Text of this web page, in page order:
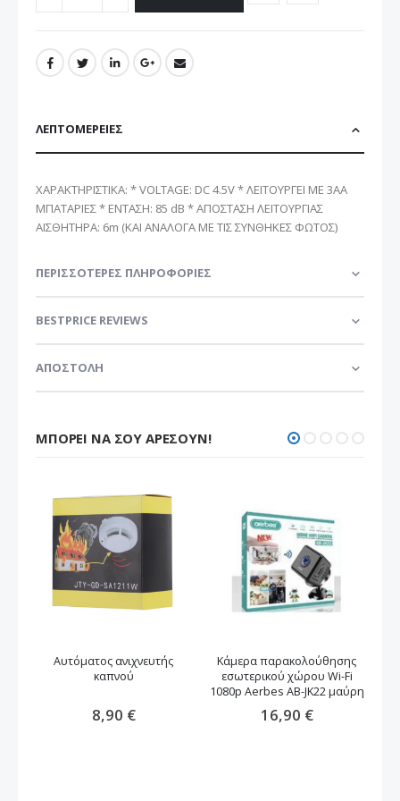
ΛΕΠΤΟΜΈΡΕΙΕΣ
ΧΑΡΑΚΤΗΡΙΣΤΙΚΑ: * VOLTAGE: DC 4.5V * ΛΕΙΤΟΥΡΓΕΙ ΜΕ 3ΑΑ
ΜΠΑΤΑΡΙΕΣ * ΕΝΤΑΣΗ: 85 dB * ΑΠΟΣΤΑΣΗ ΛΕΙΤΟΥΡΓΙΑΣ
ΑΙΣΘΗΤΗΡΑ: 6m (ΚΑΙ ΑΝΑΛΟΓΑ ΜΕ ΤΙΣ ΣΥΝΘΗΚΕΣ ΦΩΤΟΣ)
ΠΕΡΙΣΣΌΤΕΡΕΣ ΠΛΗΡΟΦΟΡΊΕΣ
BESTPRICE REVIEWS
ΑΠΟΣΤΟΛΗ
ΜΠΟΡΕΊ ΝΑ ΣΟΥ ΑΡΈΣΟΥΝ!
Αυτόματος ανιχνευτής
καπνού
8,90 €
Κάμερα παρακολούθησης
εσωτερικού χώρου Wi-Fi
1080p Aerbes AB-JK22 μαύρη
16,90 €